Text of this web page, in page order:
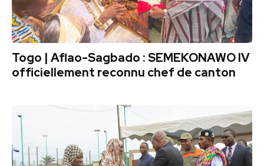
Togo | Aflao-Sagbado : SEMEKONAWO IV
officiellement reconnu chef de canton